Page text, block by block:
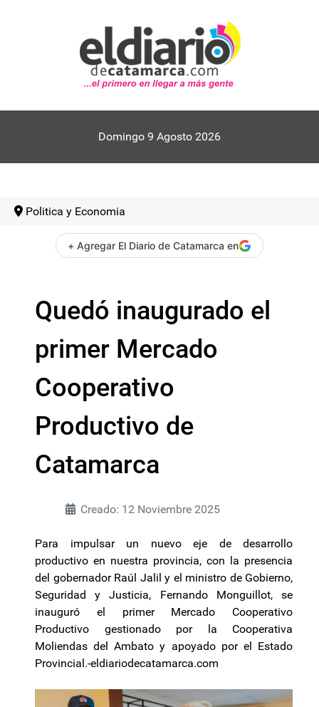
Domingo 9 Agosto 2026
Politica y Economia
+ Agregar El Diario de Catamarca en
Quedó inaugurado el
primer Mercado
Cooperativo
Productivo de
Catamarca
Creado: 12 Noviembre 2025
Para impulsar un nuevo eje de desarrollo
productivo en nuestra provincia, con la presencia
del gobernador Raúl Jalil y el ministro de Gobierno,
Seguridad y Justicia, Fernando Monguillot, se
inauguró el primer Mercado Cooperativo
Productivo gestionado por la Cooperativa
Moliendas del Ambato y apoyado por el Estado
Provincial.-eldiariodecatamarca.com